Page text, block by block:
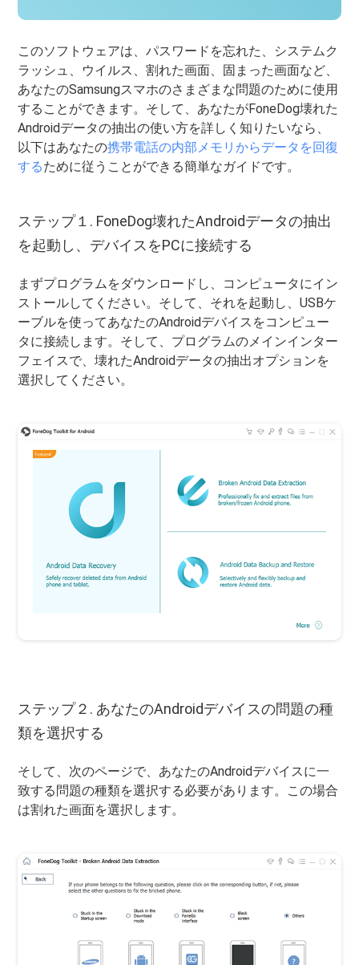
このソフトウェアは、パスワードを忘れた、システムク
ラッシュ、ウイルス、割れた画面、固まった画面など、
あなたのSamsungスマホのさまざまな問題のために使用
することができます。そして、あなたがFoneDog壊れた
Androidデータの抽出の使い方を詳しく知りたいなら、
以下はあなたの携帯電話の内部メモリからデータを回復
するために従うことができる簡単なガイドです。
ステップ１. FoneDog壊れたAndroidデータの抽出
を起動し、デバイスをPCに接続する
まずプログラムをダウンロードし、コンピュータにイン
ストールしてください。そして、それを起動し、USBケ
ーブルを使ってあなたのAndroidデバイスをコンピュー
タに接続します。そして、プログラムのメインインター
フェイスで、壊れたAndroidデータの抽出オプションを
選択してください。
ステップ２. あなたのAndroidデバイスの問題の種
類を選択する
そして、次のページで、あなたのAndroidデバイスに一
致する問題の種類を選択する必要があります。この場合
は割れた画面を選択します。